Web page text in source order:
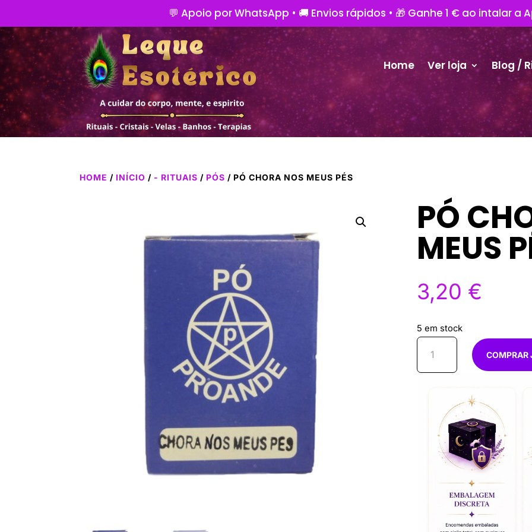
💬 Apoio por WhatsApp • 🚚 Envios rápidos • 🎁 Ganhe 1 € ao intalar a
Home Ver loja Blog /
HOME / INÍCIO / - RITUAIS / PÓS / PÓ CHORA NOS MEUS PÉS
PÓ
MEUS
3,20 €
5 em stock
Quantidade
meus
COMPRAR